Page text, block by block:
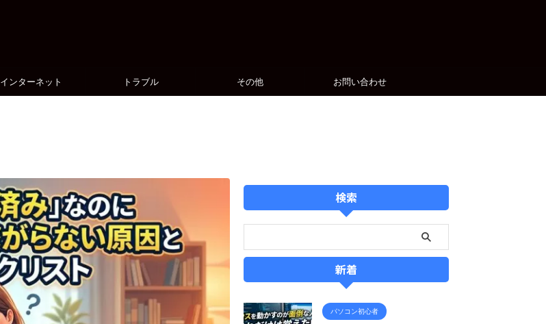
インターネット トラブル その他 お問い合わせ
検索
新着
パソコン初心者